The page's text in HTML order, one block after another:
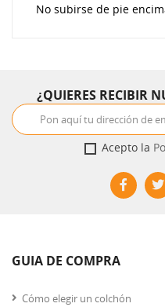
No subirse de pie
¿QUIERES RECIBIR
Acepto la
GUIA DE COMPRA
Cómo elegir un colchón